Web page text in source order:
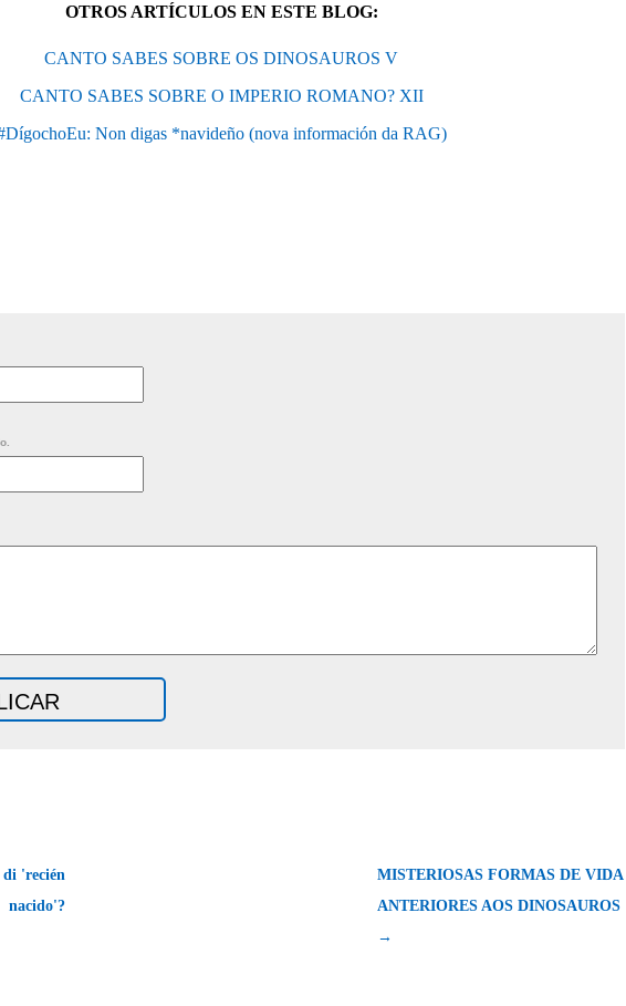
OTROS ARTÍCULOS EN ESTE BLOG:
CANTO SABES SOBRE OS DINOSAUROS V
CANTO SABES SOBRE O IMPERIO ROMANO? XII
Non digas *navideño (nova información da RAG)
di 'recién
nacido'?
MISTERIOSAS FORMAS DE VIDA
ANTERIORES AOS DINOSAUROS
→